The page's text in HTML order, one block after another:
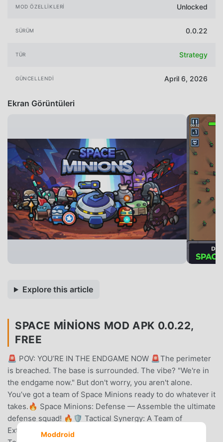
MOD ÖZELLIKLERI Unlocked
SÜRÜM 0.0.22
TÜR Strategy
GÜNCELLENDI April 6, 2026
Ekran Görüntüleri
Explore this article
SPACE MINIONS MOD APK 0.0.22,
FREE
🚨 POV: YOU’RE IN THE ENDGAME NOW 🚨The perimeter
is breached. The base is surrounded. The vibe? "We're in
the endgame now." But don't worry, you aren't alone.
You’ve got a team of Space Minions ready to do whatever it
takes.🔥 Space Minions: Defense — Assemble the ultimate
defense squad! 🔥🛡️ Tactical Synergy: A Team of
Extraordinary Minions Individually, they’re just minions.
Moddroid